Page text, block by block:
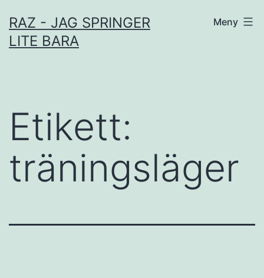
till
innehåll
RAZ - JAG SPRINGER
LITE BARA
Meny
Etikett:
träningsläger